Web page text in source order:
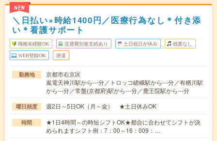
NEW
＼日払い×時給1400円／医療行為なし＊付き添
い＊看護サポート
職種未経験OK 交通費別途支給あり 土日祝日が休み 残業なし
WEB登録OK 派遣
勤務地
京都市右京区
嵐電天神川駅から---分／トロッコ嵯峨駅から---分／有栖川駅
から---分／常盤(京都府)駅から---分／鹿王院駅から---分
曜日頻度 週2日～5日OK（月～金） ★土日休みOK
時間
★1日4時間～の時短シフトOK★都合に合わせてシフトが決
められますシフト例：7：00～16：009：…